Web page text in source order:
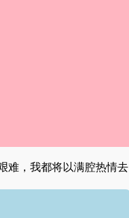
难，我都将以满腔热情去